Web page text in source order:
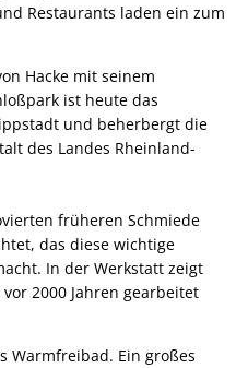
Restaurants laden ein zum
Hacke mit seinem
ist heute das
und beherbergt die
des Landes Rheinland-
früheren Schmiede
das diese wichtige
In der Werkstatt zeigt
2000 Jahren gearbeitet
Warmfreibad. Ein großes